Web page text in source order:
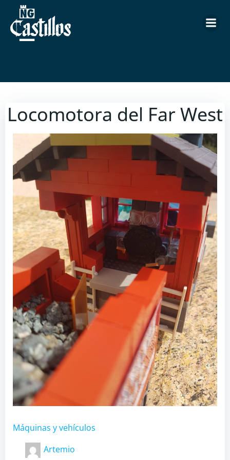
Locomotora del Far West
Máquinas y vehículos
Artemio